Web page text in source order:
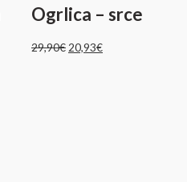
Ogrlica – srce
29,90€ 20,93€